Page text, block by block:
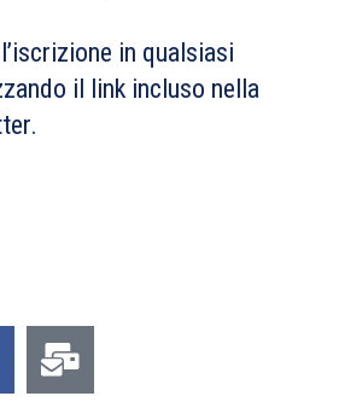
in qualsiasi
il link incluso nella